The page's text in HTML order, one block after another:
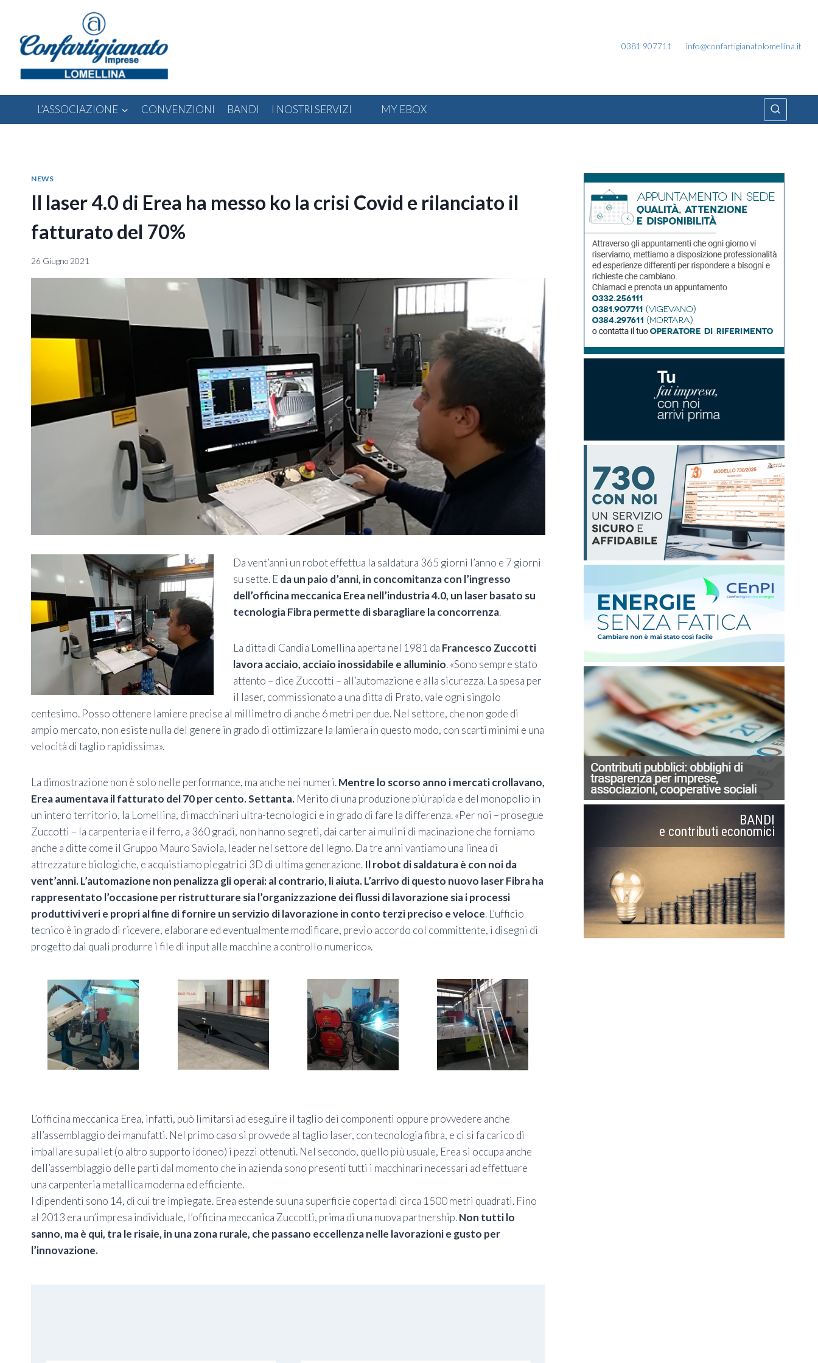
contenuto
0381 907711 info@confartigianatolomellina.it
L’ASSOCIAZIONE CONVENZIONI BANDI I NOSTRI SERVIZI MY EBOX
NEWS
Il laser 4.0 di Erea ha messo ko la crisi Covid e rilanciato il
fatturato del 70%
26 Giugno 2021
Da vent’anni un robot effettua la saldatura 365 giorni l’anno e 7 giorni
su sette. Eda un paio d’anni, in concomitanza con l’ingresso
dell’officina meccanica Erea nell’industria 4.0, un laser basato su
tecnologia Fibra permette di sbaragliare la concorrenza.
La ditta di Candia Lomellina aperta nel 1981 da Francesco Zuccotti
lavora acciaio, acciaio inossidabile e alluminio. «Sono sempre stato
attento – dice Zuccotti – all’automazione e alla sicurezza. La spesa per
il laser, commissionato a una ditta di Prato, vale ogni singolo
centesimo. Posso ottenere lamiere precise al millimetro di anche 6 metri per due. Nel settore, che non gode di
ampio mercato, non esiste nulla del genere in grado di ottimizzare la lamiera in questo modo, con scarti minimi e una
velocità di taglio rapidissima».
La dimostrazione non è solo nelle performance, ma anche nei numeri.Mentre lo scorso anno i mercati crollavano,
Erea aumentava il fatturato del 70 per cento. Settanta. Merito di una produzione più rapida e del monopolio in
un intero territorio, la Lomellina, di macchinari ultra-tecnologici e in grado di fare la differenza. «Per noi – prosegue
Zuccotti – la carpenteria e il ferro, a 360 gradi, non hanno segreti, dai carter ai mulini di macinazione che forniamo
anche a ditte come il Gruppo Mauro Saviola, leader nel settore del legno. Da tre anni vantiamo una linea di
attrezzature biologiche, e acquistiamo piegatrici 3D di ultima generazione. Il robot di saldatura è con noi da
vent’anni. L’automazione non penalizza gli operai: al contrario, li aiuta.L’arrivo di questo nuovo laser Fibra ha
rappresentato l’occasione per ristrutturare sia l’organizzazione dei flussi di lavorazione sia i processi
produttivi veri e propri al fine di fornire un servizio di lavorazione in conto terzi preciso e veloce. L’ufficio
tecnico è in grado di ricevere, elaborare ed eventualmente modificare, previo accordo col committente, i disegni di
progetto dai quali produrre i file di input alle macchine a controllo numerico».
L’officina meccanica Erea, infatti, può limitarsi ad eseguire il taglio dei componenti oppure provvedere anche
all’assemblaggio dei manufatti. Nel primo caso si provvede al taglio laser, con tecnologia fibra, e ci si fa carico di
imballare su pallet (o altro supporto idoneo) i pezzi ottenuti. Nel secondo, quello più usuale, Erea si occupa anche
dell’assemblaggio delle parti dal momento che in azienda sono presenti tutti i macchinari necessari ad effettuare
una carpenteria metallica moderna ed efficiente.
I dipendenti sono 14, di cui tre impiegate. Erea estende su una superficie coperta di circa 1500 metri quadrati. Fino
al 2013 era un’impresa individuale, l’officina meccanica Zuccotti, prima di una nuova partnership.Non tutti lo
sanno, ma è qui, tra le risaie, in una zona rurale, che passano eccellenza nelle lavorazioni e gusto per
l’innovazione.
BANDI
e contributi economici